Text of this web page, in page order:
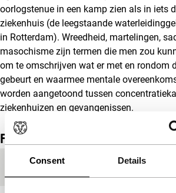
Consent Details
oorlogstenue in een kamp zien als in iets
ziekenhuis (de leegstaande
in Rotterdam). Wreedheid, martelingen,
masochisme zijn termen die men zou
om te omschrijven wat er met en rondom
gebeurt en waarmee mentale
worden aangetoond tussen
ziekenhuizen en gevangenissen.
Film details
Productieland Nederland